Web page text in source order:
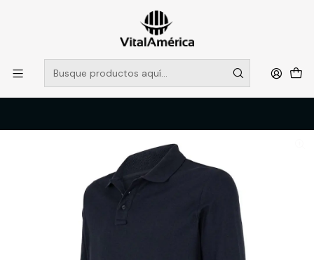
POR SISTEMA FRONTAL SOLO RETIROS EN TIENDA, DESDE
MUCHAS GRACIAS +569 5956 2237
Leer más
Catálogo
VESTIMENTA TECNICA Y CORPORATIVA
POLERAS Y CAMISAS
POLERA POLO M/L HOMBRE 60% ALG 40% POLY NEGRO T/M